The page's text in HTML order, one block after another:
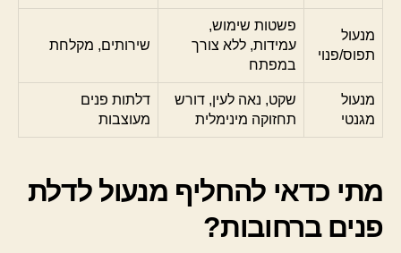
מנעול
תפוס/פנוי
פשטות שימוש,
עמידות, ללא צורך
במפתח
שירותים, מקלחת
מנעול
מגנטי
שקט, נאה לעין, דורש
תחזוקה מינימלית
דלתות פנים
מעוצבות
מתי כדאי להחליף מנעול לדלת
פנים ברחובות?